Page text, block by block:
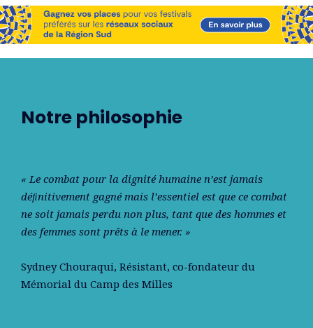
Notre philosophie
« Le combat pour la dignité humaine n’est jamais
déﬁnitivement gagné mais l’essentiel est que ce combat
ne soit jamais perdu non plus, tant que des hommes et
des femmes sont prêts à le mener. »
Sydney Chouraqui, Résistant, co-fondateur du
Mémorial du Camp des Milles